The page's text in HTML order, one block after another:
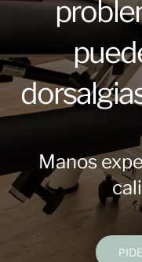
Contacto
PIDE CITA
Español
Manos